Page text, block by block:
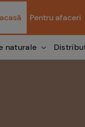
Pentru afaceri
naturale